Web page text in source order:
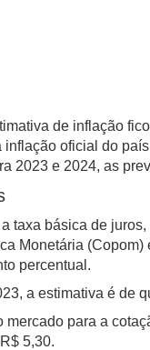
de inflação
inflação oficial do
2023 e 2024, as
taxa básica de
Monetária
percentual.
a estimativa é de
mercado para a
5,30.